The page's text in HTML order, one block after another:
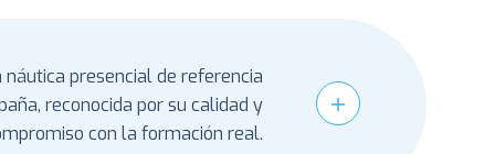
náutica presencial de referencia
reconocida por su calidad y
con la formación real.